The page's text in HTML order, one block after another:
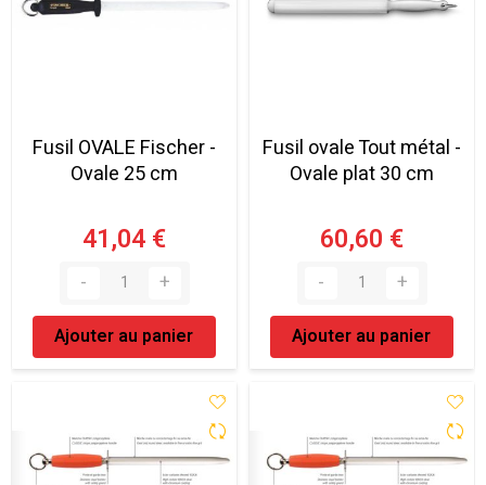
Fusil OVALE Fischer -
Ovale 25 cm
41,04 €
Ajouter au panier
Fusil ovale Tout métal -
Ovale plat 30 cm
60,60 €
Ajouter au panier